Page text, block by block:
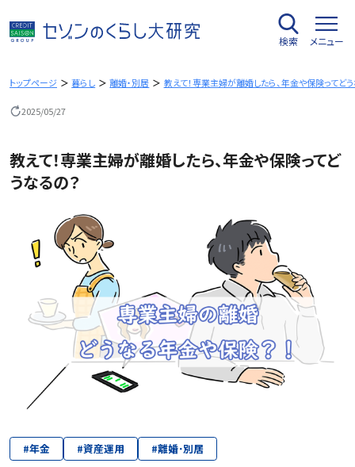
容
を
キ
検索 メニュー
トップページ 暮らし 離婚・別居 教えて！専業主婦が離婚したら、年金や保険ってど
2025/05/27
教えて！専業主婦が離婚したら、年金や保険ってど
うなるの？
#年金 #資産運用 #離婚･別居